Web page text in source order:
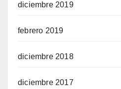
diciembre 2019
febrero 2019
diciembre 2018
diciembre 2017